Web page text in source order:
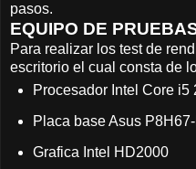
pasos.
EQUIPO DE
Para realizar los test de
escritorio el cual consta de
Procesador Intel Core i5
Placa base Asus
Grafica Intel HD2000